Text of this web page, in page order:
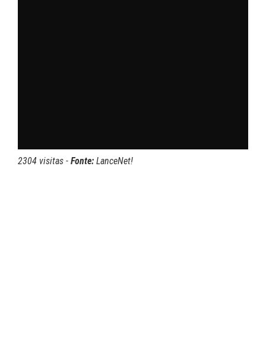
2304 visitas - Fonte: LanceNet!